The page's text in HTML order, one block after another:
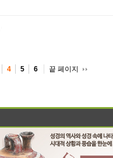
4 5 6 끝 페이지